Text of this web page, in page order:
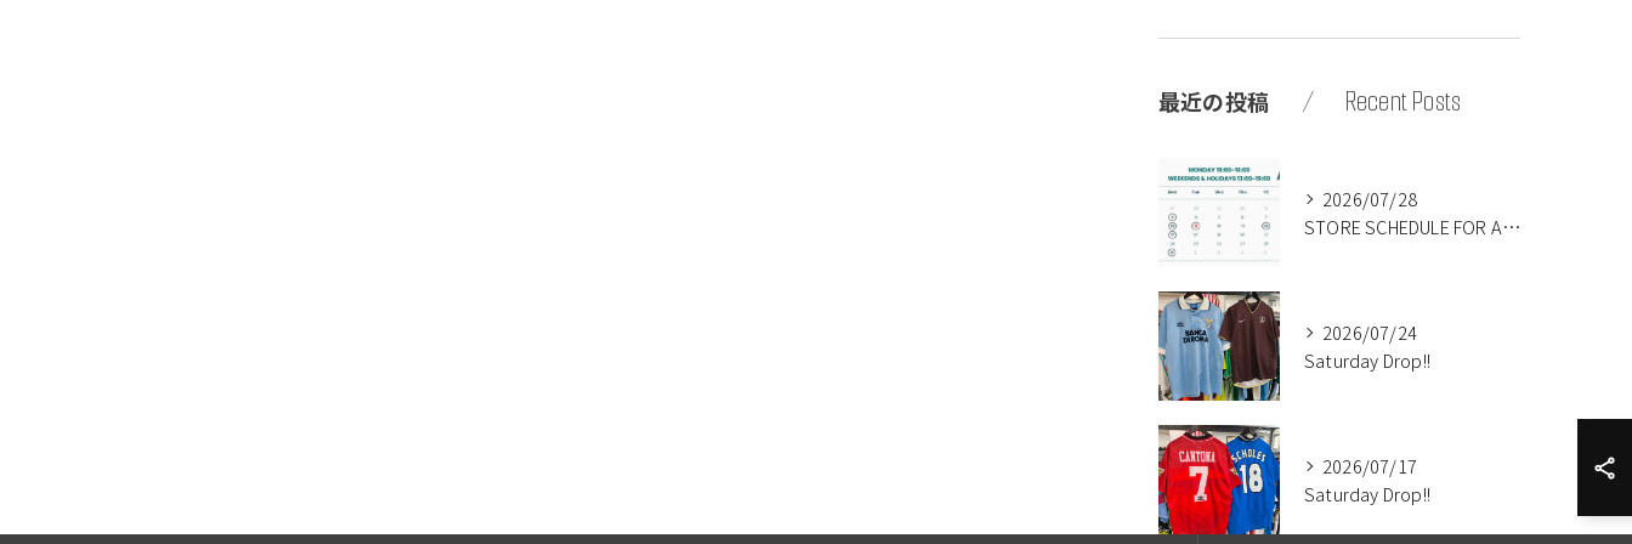
最近の投稿 Recent Posts
2026/07/28
STORE SCHEDULE FOR AUGUST🍉
2026/07/24
Saturday Drop!!
2026/07/17
Saturday Drop!!